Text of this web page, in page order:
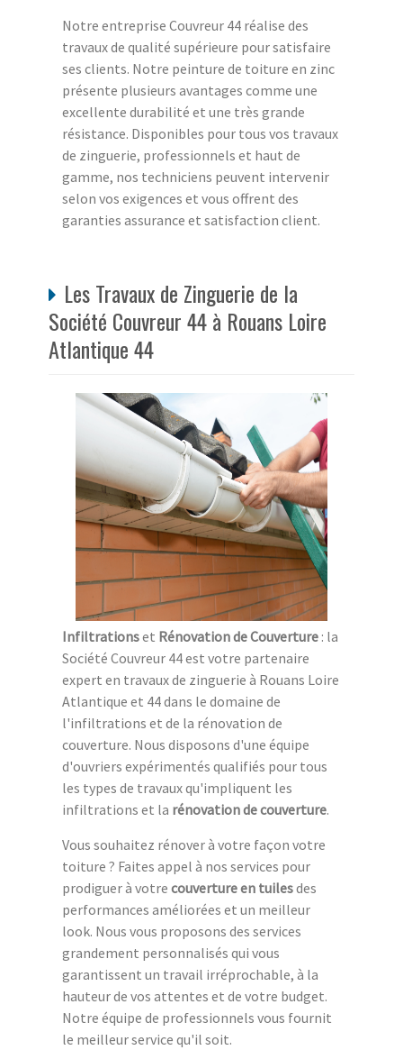
Notre entreprise Couvreur 44 réalise des
travaux de qualité supérieure pour satisfaire
ses clients. Notre peinture de toiture en zinc
présente plusieurs avantages comme une
excellente durabilité et une très grande
résistance. Disponibles pour tous vos travaux
de zinguerie, professionnels et haut de
gamme, nos techniciens peuvent intervenir
selon vos exigences et vous offrent des
garanties assurance et satisfaction client.
Les Travaux de Zinguerie de la
Société Couvreur 44 à Rouans Loire
Atlantique 44
Infiltrationset Rénovation de Couverture : la
Société Couvreur 44 est votre partenaire
expert en travaux de zinguerie à Rouans Loire
Atlantique et 44 dans le domaine de
l'infiltrations et de la rénovation de
couverture. Nous disposons d'une équipe
d'ouvriers expérimentés qualifiés pour tous
les types de travaux qu'impliquent les
infiltrations et la rénovation de couverture.
Vous souhaitez rénover à votre façon votre
toiture ? Faites appel à nos services pour
prodiguer à votre couverture en tuilesdes
performances améliorées et un meilleur
look. Nous vous proposons des services
grandement personnalisés qui vous
garantissent un travail irréprochable, à la
hauteur de vos attentes et de votre budget.
Notre équipe de professionnels vous fournit
le meilleur service qu'il soit.